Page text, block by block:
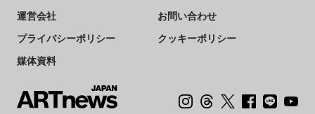
運営会社
お問い合わせ
プライバシーポリシー
クッキーポリシー
媒体資料